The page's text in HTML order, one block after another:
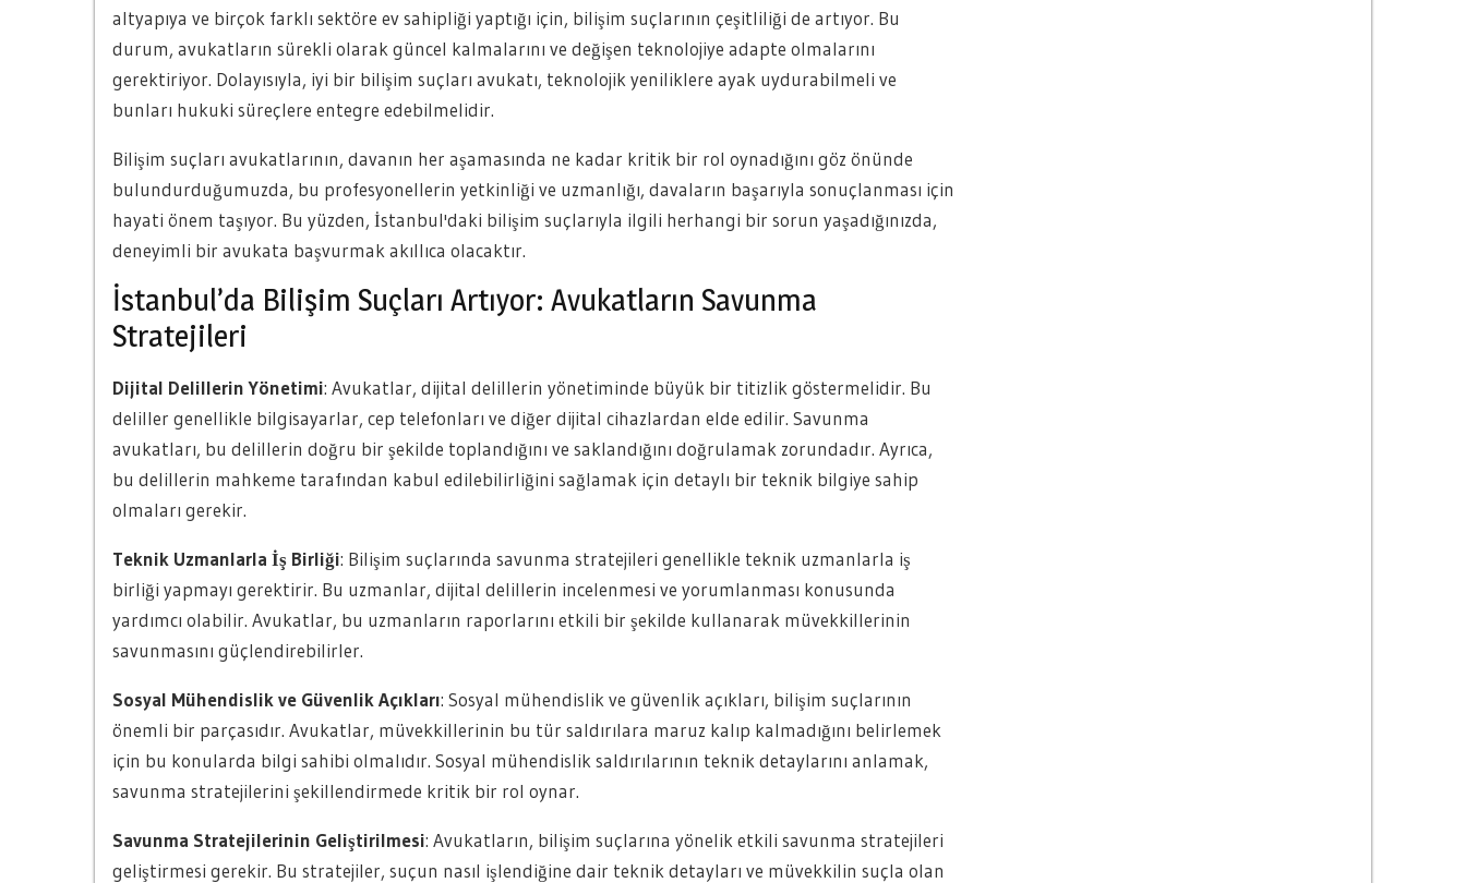
altyapıya ve birçok farklı sektöre ev sahipliği yaptığı için, bilişim suçlarının çeşitliliği de artıyor. Bu
durum, avukatların sürekli olarak güncel kalmalarını ve değişen teknolojiye adapte olmalarını
gerektiriyor. Dolayısıyla, iyi bir bilişim suçları avukatı, teknolojik yeniliklere ayak uydurabilmeli ve
bunları hukuki süreçlere entegre edebilmelidir.
Bilişim suçları avukatlarının, davanın her aşamasında ne kadar kritik bir rol oynadığını göz önünde
bulundurduğumuzda, bu profesyonellerin yetkinliği ve uzmanlığı, davaların başarıyla sonuçlanması için
hayati önem taşıyor. Bu yüzden, İstanbul'daki bilişim suçlarıyla ilgili herhangi bir sorun yaşadığınızda,
deneyimli bir avukata başvurmak akıllıca olacaktır.
İstanbul’da Bilişim Suçları Artıyor: Avukatların Savunma
Stratejileri
Dijital Delillerin Yönetimi: Avukatlar, dijital delillerin yönetiminde büyük bir titizlik göstermelidir. Bu
deliller genellikle bilgisayarlar, cep telefonları ve diğer dijital cihazlardan elde edilir. Savunma
avukatları, bu delillerin doğru bir şekilde toplandığını ve saklandığını doğrulamak zorundadır. Ayrıca,
bu delillerin mahkeme tarafından kabul edilebilirliğini sağlamak için detaylı bir teknik bilgiye sahip
olmaları gerekir.
Teknik Uzmanlarla İş Birliği: Bilişim suçlarında savunma stratejileri genellikle teknik uzmanlarla iş
birliği yapmayı gerektirir. Bu uzmanlar, dijital delillerin incelenmesi ve yorumlanması konusunda
yardımcı olabilir. Avukatlar, bu uzmanların raporlarını etkili bir şekilde kullanarak müvekkillerinin
savunmasını güçlendirebilirler.
Sosyal Mühendislik ve Güvenlik Açıkları: Sosyal mühendislik ve güvenlik açıkları, bilişim suçlarının
önemli bir parçasıdır. Avukatlar, müvekkillerinin bu tür saldırılara maruz kalıp kalmadığını belirlemek
için bu konularda bilgi sahibi olmalıdır. Sosyal mühendislik saldırılarının teknik detaylarını anlamak,
savunma stratejilerini şekillendirmede kritik bir rol oynar.
Savunma Stratejilerinin Geliştirilmesi: Avukatların, bilişim suçlarına yönelik etkili savunma stratejileri
geliştirmesi gerekir. Bu stratejiler, suçun nasıl işlendiğine dair teknik detayları ve müvekkilin suçla olan